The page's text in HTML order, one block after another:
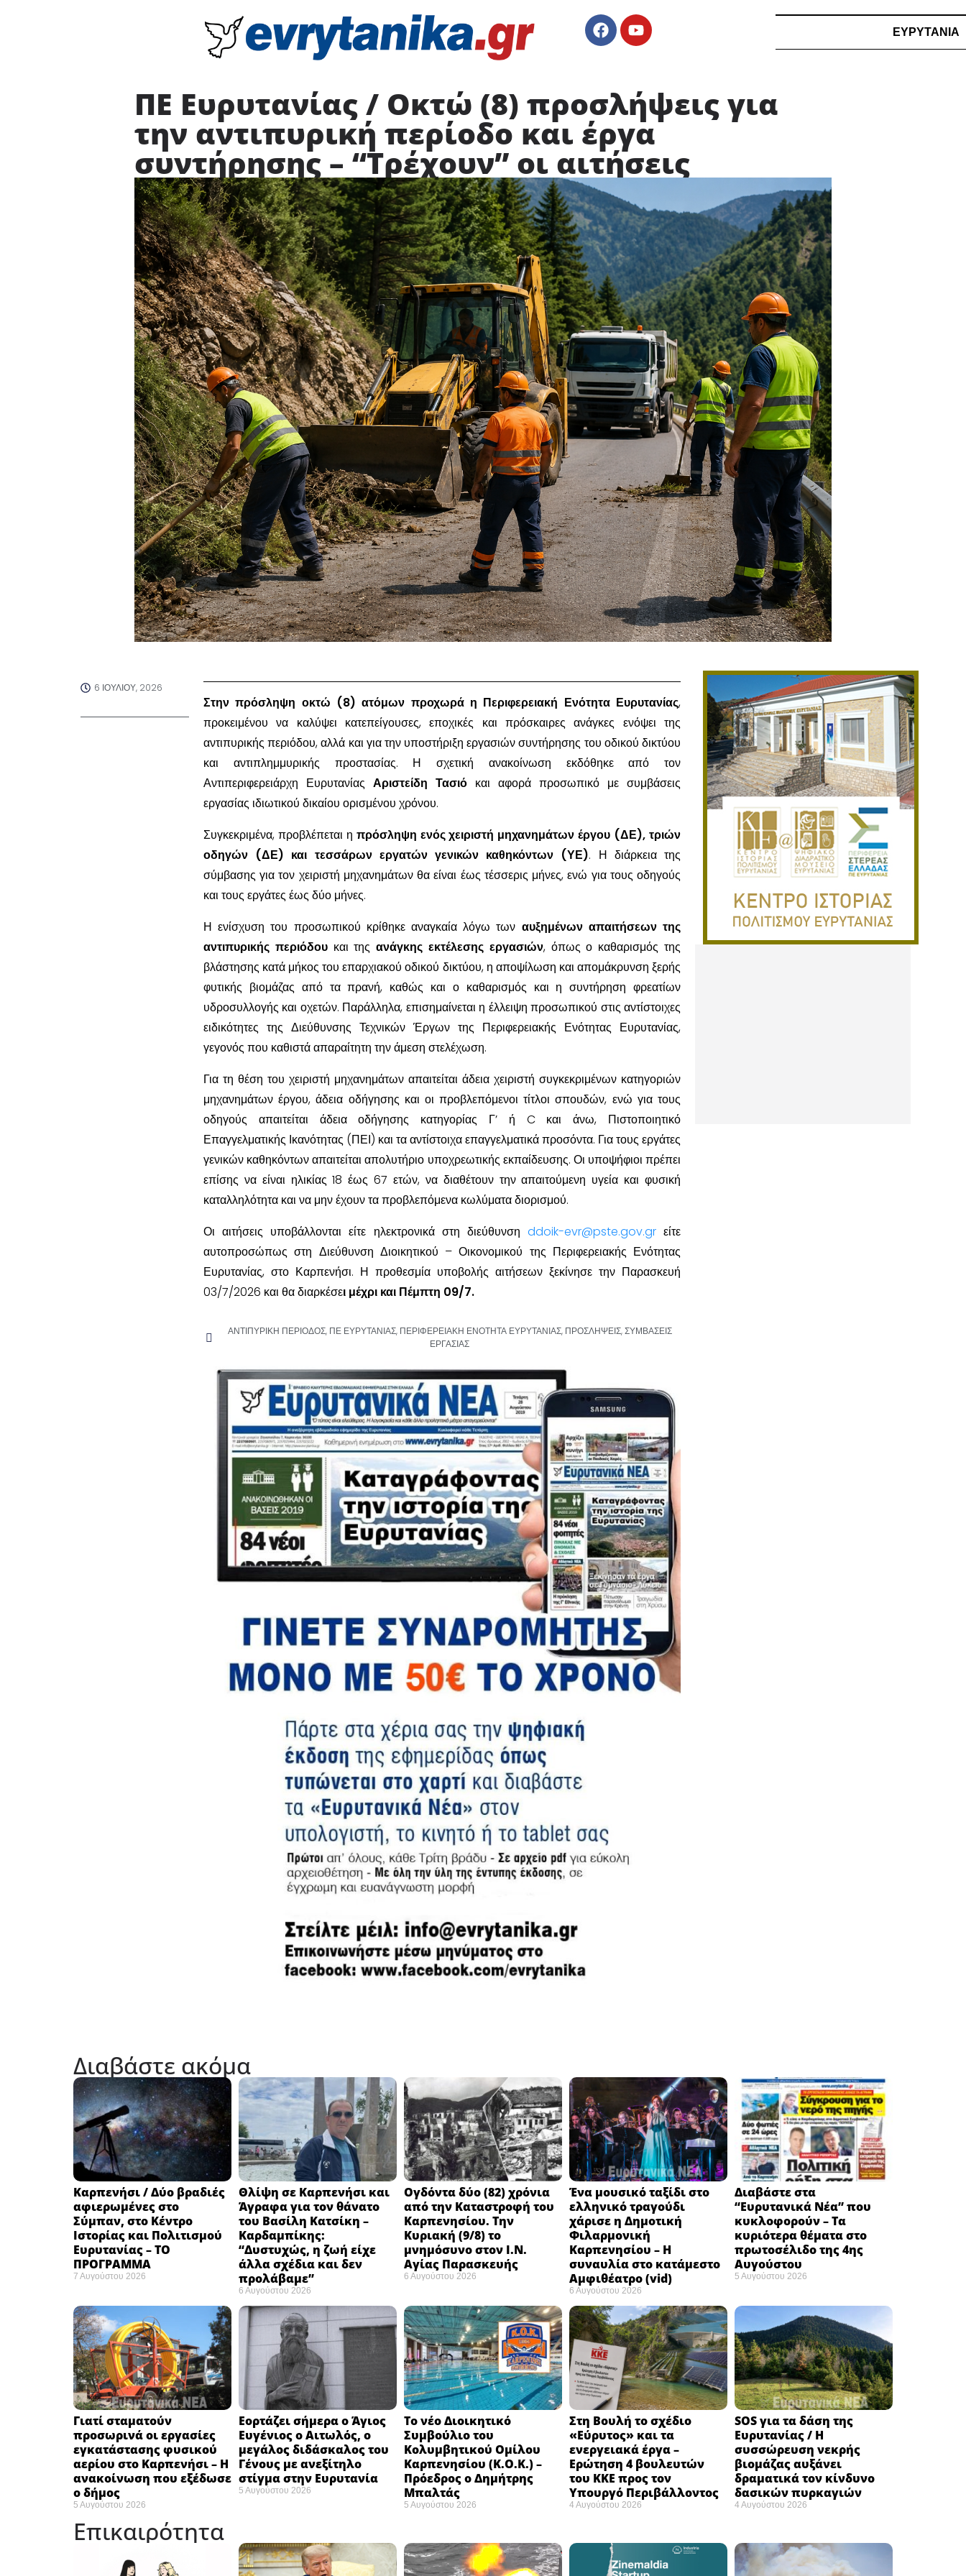
ΕΥΡΥΤΑΝΙΑ
ΠΕ Ευρυτανίας / Οκτώ (8) προσλήψεις για
την αντιπυρική περίοδο και έργα
συντήρησης – “Τρέχουν” οι αιτήσεις
6 ΙΟΥΛΊΟΥ, 2026
Στην πρόσληψη οκτώ (8) ατόμων προχωρά η Περιφερειακή Ενότητα Ευρυτανίας,
προκειμένου να καλύψει κατεπείγουσες, εποχικές και πρόσκαιρες ανάγκες ενόψει της
αντιπυρικής περιόδου, αλλά και για την υποστήριξη εργασιών συντήρησης του οδικού δικτύου
και αντιπλημμυρικής προστασίας. Η σχετική ανακοίνωση εκδόθηκε από τον
Αντιπεριφερειάρχη Ευρυτανίας Αριστείδη Τασιό και αφορά προσωπικό με συμβάσεις
εργασίας ιδιωτικού δικαίου ορισμένου χρόνου.
Συγκεκριμένα, προβλέπεται η πρόσληψη ενός χειριστή μηχανημάτων έργου (ΔΕ), τριών
οδηγών (ΔΕ) και τεσσάρων εργατών γενικών καθηκόντων (ΥΕ). Η διάρκεια της
σύμβασης για τον χειριστή μηχανημάτων θα είναι έως τέσσερις μήνες, ενώ για τους οδηγούς
και τους εργάτες έως δύο μήνες.
Η ενίσχυση του προσωπικού κρίθηκε αναγκαία λόγω των αυξημένων απαιτήσεων της
αντιπυρικής περιόδουκαι της ανάγκης εκτέλεσης εργασιών, όπως ο καθαρισμός της
βλάστησης κατά μήκος του επαρχιακού οδικού δικτύου, η αποψίλωση και απομάκρυνση ξερής
φυτικής βιομάζας από τα πρανή, καθώς και ο καθαρισμός και η συντήρηση φρεατίων
υδροσυλλογής και οχετών. Παράλληλα, επισημαίνεται η έλλειψη προσωπικού στις αντίστοιχες
ειδικότητες της Διεύθυνσης Τεχνικών Έργων της Περιφερειακής Ενότητας Ευρυτανίας,
γεγονός που καθιστά απαραίτητη την άμεση στελέχωση.
Για τη θέση του χειριστή μηχανημάτων απαιτείται άδεια χειριστή συγκεκριμένων κατηγοριών
μηχανημάτων έργου, άδεια οδήγησης και οι προβλεπόμενοι τίτλοι σπουδών, ενώ για τους
οδηγούς απαιτείται άδεια οδήγησης κατηγορίας Γ’ ή C και άνω, Πιστοποιητικό
Επαγγελματικής Ικανότητας (ΠΕΙ) και τα αντίστοιχα επαγγελματικά προσόντα. Για τους εργάτες
γενικών καθηκόντων απαιτείται απολυτήριο υποχρεωτικής εκπαίδευσης. Οι υποψήφιοι πρέπει
επίσης να είναι ηλικίας 18 έως 67 ετών, να διαθέτουν την απαιτούμενη υγεία και φυσική
καταλληλότητα και να μην έχουν τα προβλεπόμενα κωλύματα διορισμού.
Οι αιτήσεις υποβάλλονται είτε ηλεκτρονικά στη διεύθυνση ddoik-evr@pste.gov.grείτε
αυτοπροσώπως στη Διεύθυνση Διοικητικού – Οικονομικού της Περιφερειακής Ενότητας
Ευρυτανίας, στο Καρπενήσι. Η προθεσμία υποβολής αιτήσεων ξεκίνησε την Παρασκευή
03/7/2026 και θα διαρκέσει μέχρι και Πέμπτη 09/7.
ΑΝΤΙΠΥΡΙΚΗ ΠΕΡΙΟΔΟΣ, ΠΕ ΕΥΡΥΤΑΝΙΑΣ, ΠΕΡΙΦΕΡΕΙΑΚΗ ΕΝΟΤΗΤΑ ΕΥΡΥΤΑΝΙΑΣ, ΠΡΟΣΛΗΨΕΙΣ,ΣΥΜΒΑΣΕΙΣ
ΕΡΓΑΣΙΑΣ
Διαβάστε ακόμα
Καρπενήσι / Δύο βραδιές
αφιερωμένες στο
Σύμπαν, στο Κέντρο
Ιστορίας και Πολιτισμού
Ευρυτανίας – ΤΟ
ΠΡΟΓΡΑΜΜΑ
7 Αυγούστου 2026
Θλίψη σε Καρπενήσι και
Άγραφα για τον θάνατο
του Βασίλη Κατσίκη –
Καρδαμπίκης:
“Δυστυχώς, η ζωή είχε
άλλα σχέδια και δεν
προλάβαμε”
6 Αυγούστου 2026
Ογδόντα δύο (82) χρόνια
από την Καταστροφή του
Καρπενησίου. Την
Κυριακή (9/8) το
μνημόσυνο στον Ι.Ν.
Αγίας Παρασκευής
6 Αυγούστου 2026
Ένα μουσικό ταξίδι στο
ελληνικό τραγούδι
χάρισε η Δημοτική
Φιλαρμονική
Καρπενησίου – Η
συναυλία στο κατάμεστο
Αμφιθέατρο (vid)
6 Αυγούστου 2026
Διαβάστε στα
“Ευρυτανικά Νέα” που
κυκλοφορούν – Τα
κυριότερα θέματα στο
πρωτοσέλιδο της 4ης
Αυγούστου
5 Αυγούστου 2026
Γιατί σταματούν
προσωρινά οι εργασίες
εγκατάστασης φυσικού
αερίου στο Καρπενήσι – Η
ανακοίνωση που εξέδωσε
ο δήμος
5 Αυγούστου 2026
Εορτάζει σήμερα ο Άγιος
Ευγένιος ο Αιτωλός, ο
μεγάλος διδάσκαλος του
Γένους με ανεξίτηλο
στίγμα στην Ευρυτανία
5 Αυγούστου 2026
Το νέο Διοικητικό
Συμβούλιο του
Κολυμβητικού Ομίλου
Καρπενησίου (Κ.Ο.Κ.) –
Πρόεδρος ο Δημήτρης
Μπαλτάς
5 Αυγούστου 2026
Στη Βουλή το σχέδιο
«Εύρυτος» και τα
ενεργειακά έργα –
Ερώτηση 4 βουλευτών
του ΚΚΕ προς τον
Υπουργό Περιβάλλοντος
4 Αυγούστου 2026
SOS για τα δάση της
Ευρυτανίας / Η
συσσώρευση νεκρής
βιομάζας αυξάνει
δραματικά τον κίνδυνο
δασικών πυρκαγιών
4 Αυγούστου 2026
Επικαιρότητα